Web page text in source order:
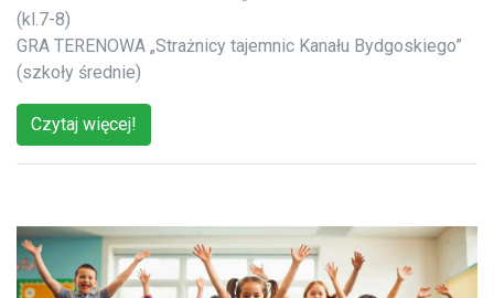
(kl.7-8)
GRA TERENOWA „Strażnicy tajemnic Kanału Bydgoskiego”
(szkoły średnie)
Czytaj więcej!